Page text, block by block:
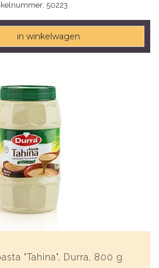
50223
in winkelwagen
"Tahina", Durra, 800 g